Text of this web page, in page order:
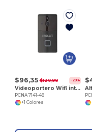
$96,35 $120,98 -20%
Videoportero Wifi inteligente
PCNA 7141-48
+1 Colores